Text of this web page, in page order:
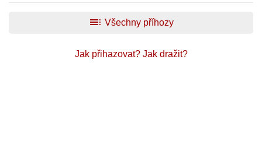
toc Všechny příhozy
Jak přihazovat? Jak dražit?